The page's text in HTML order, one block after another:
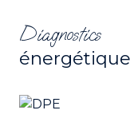
Diagnostics